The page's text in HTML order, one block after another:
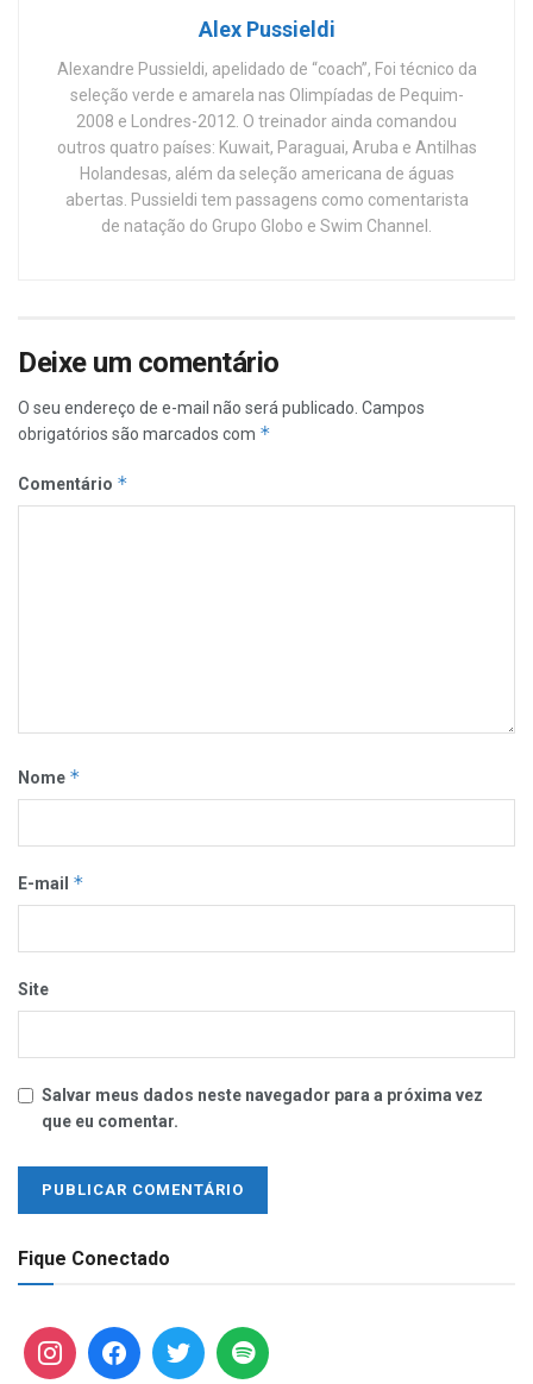
Alex Pussieldi
Alexandre Pussieldi, apelidado de “coach”, Foi técnico da
seleção verde e amarela nas Olimpíadas de Pequim-
2008 e Londres-2012. O treinador ainda comandou
outros quatro países: Kuwait, Paraguai, Aruba e Antilhas
Holandesas, além da seleção americana de águas
abertas. Pussieldi tem passagens como comentarista
de natação do Grupo Globo e Swim Channel.
Deixe um comentário
O seu endereço de e-mail não será publicado. Campos
obrigatórios são marcados com *
Comentário *
Nome *
E-mail *
Site
Salvar meus dados neste navegador para a próxima vez
que eu comentar.
Fique Conectado